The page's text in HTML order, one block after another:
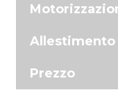
Allestimento
Prezzo